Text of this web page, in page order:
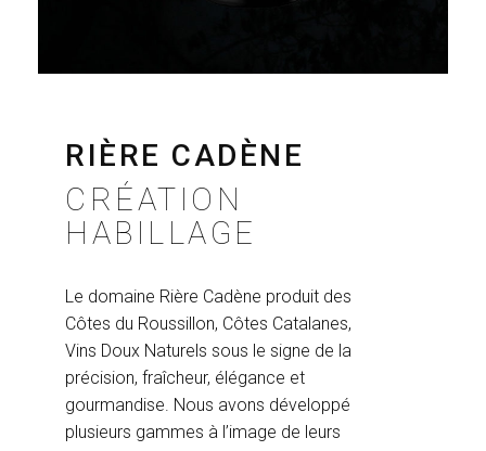
RIÈRE CADÈNE
CRÉATION
HABILLAGE
Le domaine Rière Cadène produit des
Côtes du Roussillon, Côtes Catalanes,
Vins Doux Naturels sous le signe de la
précision, fraîcheur, élégance et
gourmandise. Nous avons développé
plusieurs gammes à l’image de leurs